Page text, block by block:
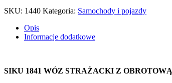
SKU: 1440 Kategoria: Samochody i pojazdy
Opis
Informacje dodatkowe
SIKU 1841 WÓZ STRAŻACKI Z